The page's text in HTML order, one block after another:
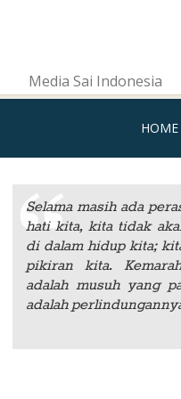
Media Sai Indonesia
HOME
Selama masih ada
hati kita, kita tidak
di dalam hidup kita;
pikiran kita.
adalah musuh yang
adalah